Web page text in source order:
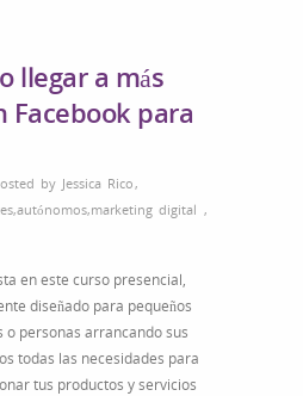
llegar a más
Facebook para
by Jessica Rico,
,autónomos,marketing digital ,
en este curso presencial,
diseñado para pequeños
o personas arrancando sus
todas las necesidades para
tus productos y servicios